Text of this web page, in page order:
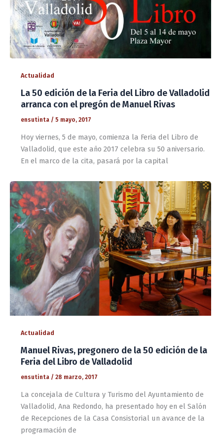
Actualidad
La 50 edición de la Feria del Libro de Valladolid
arranca con el pregón de Manuel Rivas
ensutinta / 5 mayo, 2017
Hoy viernes, 5 de mayo, comienza la Feria del Libro de
Valladolid, que este año 2017 celebra su 50 aniversario.
En el marco de la cita, pasará por la capital
Actualidad
Manuel Rivas, pregonero de la 50 edición de la
Feria del Libro de Valladolid
ensutinta / 28 marzo, 2017
La concejala de Cultura y Turismo del Ayuntamiento de
Valladolid, Ana Redondo, ha presentado hoy en el Salón
de Recepciones de la Casa Consistorial un avance de la
programación de